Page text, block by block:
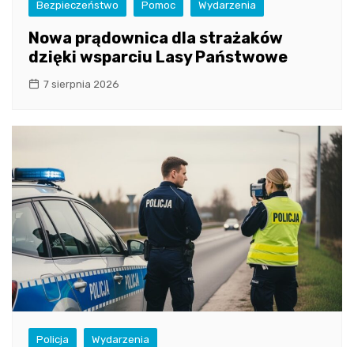
Bezpieczeństwo Pomoc Wydarzenia
Nowa prądownica dla strażaków
dzięki wsparciu Lasy Państwowe
7 sierpnia 2026
Policja Wydarzenia